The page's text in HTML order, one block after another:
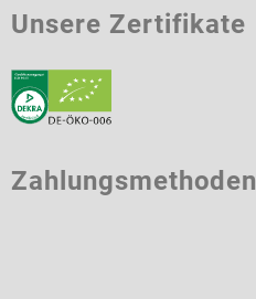
Unsere Zertifikate
Zahlungsmethoden